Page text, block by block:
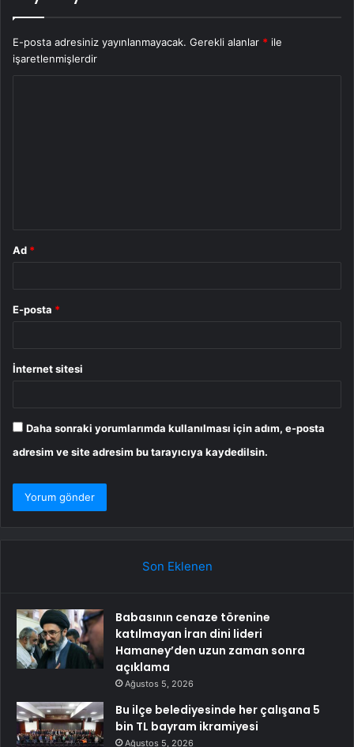
E-posta adresiniz yayınlanmayacak. Gerekli alanlar * ile
işaretlenmişlerdir
Ad *
E-posta *
İnternet sitesi
Daha sonraki yorumlarımda kullanılması için adım, e-posta
adresim ve site adresim bu tarayıcıya kaydedilsin.
Son Eklenen
Babasının cenaze törenine
katılmayan İran dini lideri
Hamaney’den uzun zaman sonra
açıklama
Ağustos 5, 2026
Bu ilçe belediyesinde her çalışana 5
bin TL bayram ikramiyesi
Ağustos 5, 2026